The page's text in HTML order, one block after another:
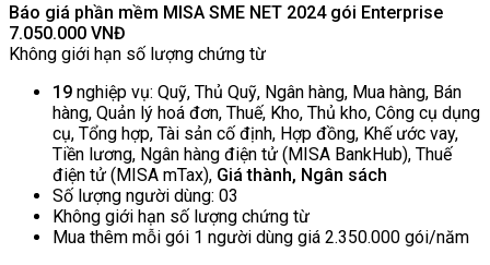
Báo giá phần mềm MISA SME NET 2024 gói Enterprise
7.050.000 VNĐ
Không giới hạn số lượng chứng từ
19 nghiệp vụ: Quỹ, Thủ Quỹ, Ngân hàng, Mua hàng, Bán
hàng, Quản lý hoá đơn, Thuế, Kho, Thủ kho, Công cụ dụng
cụ, Tổng hợp, Tài sản cố định, Hợp đồng, Khế ước vay,
Tiền lương, Ngân hàng điện tử (MISA BankHub), Thuế
điện tử (MISA mTax), Giá thành, Ngân sách
Số lượng người dùng: 03
Không giới hạn số lượng chứng từ
Mua thêm mỗi gói 1 người dùng giá 2.350.000 gói/năm